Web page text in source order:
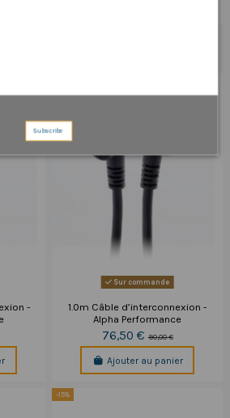
-
Sur commande
1.0m Câble d’interconnexion -
Alpha Performance
76,50 €90,00 €
Ajouter au panier
-15%
Subscribe